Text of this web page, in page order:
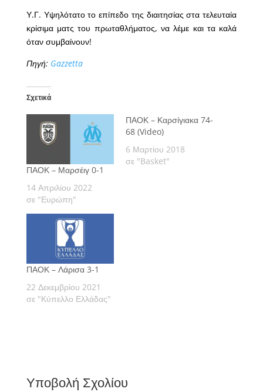
Υ.Γ. Υψηλότατο το επίπεδο της διαιτησίας στα τελευταία
κρίσιμα ματς του πρωταθλήματος, να λέμε και τα καλά
όταν συμβαίνουν!
Πηγή: Gazzetta
Σχετικά
ΠΑΟΚ – Μαρσέιγ 0-1
14 Απριλίου 2022
σε "Ευρώπη"
ΠΑΟΚ – Καρσίγιακα 74-
68 (Video)
6 Μαρτίου 2018
σε "Basket"
ΠΑΟΚ – Λάρισα 3-1
22 Δεκεμβρίου 2021
σε "Κύπελλο Ελλάδας"
Υποβολή Σχολίου